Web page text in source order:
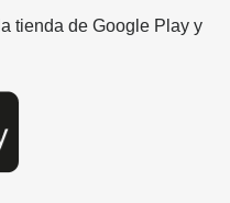
la tienda de Google Play y